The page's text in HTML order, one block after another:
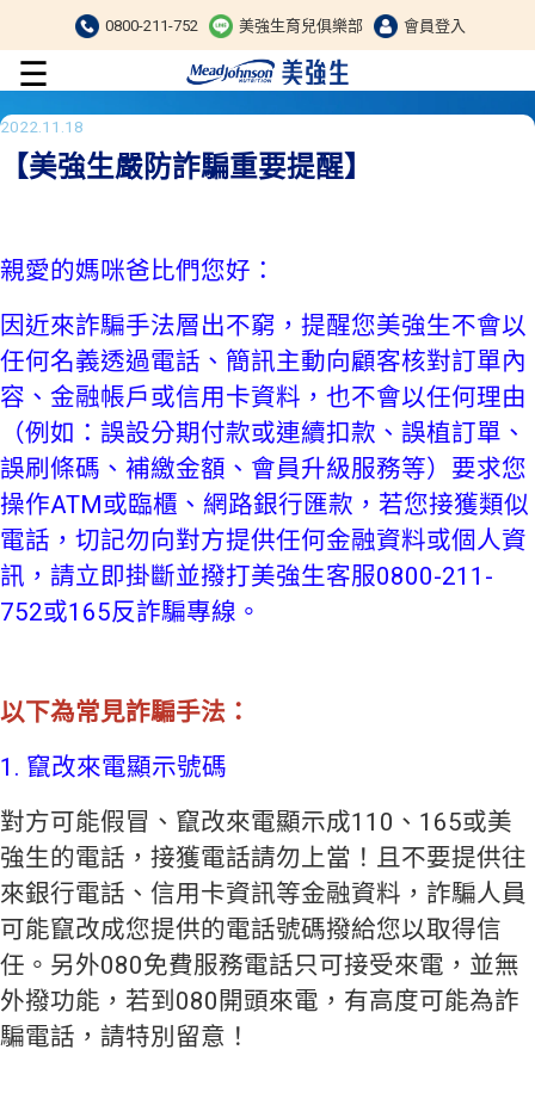
0800-211-752 美強生育兒俱樂部 會員登入
☰
2022.11.18
【美強生嚴防詐騙重要提醒】
親愛的媽咪爸比們您好：
因近來詐騙手法層出不窮，提醒您美強生不會以
任何名義透過電話、簡訊主動向顧客核對訂單內
容、金融帳戶或信用卡資料，也不會以任何理由
（例如：誤設分期付款或連續扣款、誤植訂單、
誤刷條碼、補繳金額、會員升級服務等）要求您
操作ATM或臨櫃、網路銀行匯款，若您接獲類似
電話，切記勿向對方提供任何金融資料或個人資
訊，請立即掛斷並撥打美強生客服0800-211-
752或165反詐騙專線。
以下為常見詐騙手法：
1. 竄改來電顯示號碼
對方可能假冒、竄改來電顯示成110、165或美
強生的電話，接獲電話請勿上當！且不要提供往
來銀行電話、信用卡資訊等金融資料，詐騙人員
可能竄改成您提供的電話號碼撥給您以取得信
任。另外080免費服務電話只可接受來電，並無
外撥功能，若到080開頭來電，有高度可能為詐
騙電話，請特別留意！